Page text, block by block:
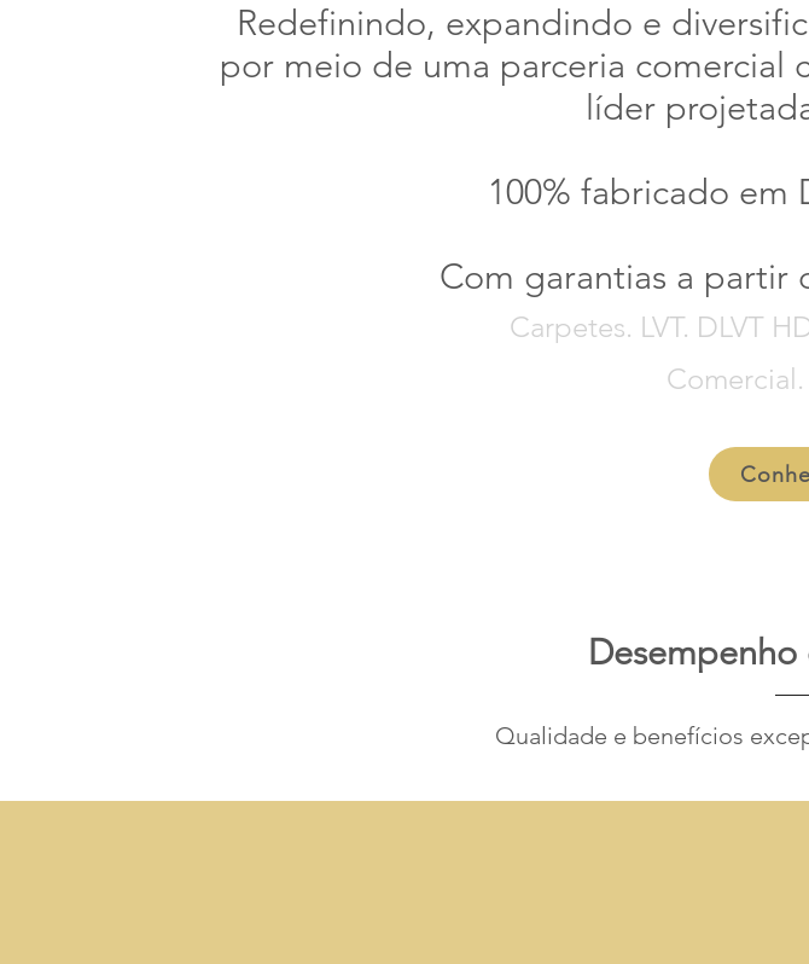
Redefinindo, expandindo e
por meio de uma parceria comercial
líder
100% fabricado em
Com garantias a partir
Carpetes. LVT. DLVT
Qualidade e benefícios